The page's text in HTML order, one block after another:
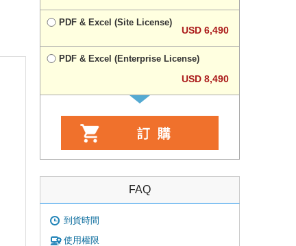
PDF & Excel (Site License)
USD 6,490
PDF & Excel (Enterprise License)
USD 8,490
FAQ
到貨時間
使用權限